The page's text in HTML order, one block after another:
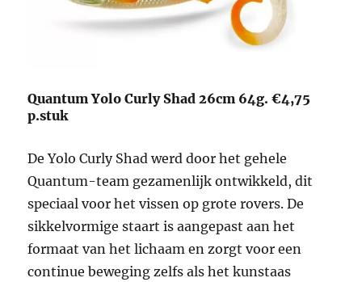
Quantum Yolo Curly Shad 26cm 64g. €4,75
p.stuk
De Yolo Curly Shad werd door het gehele
Quantum-team gezamenlijk ontwikkeld, dit
speciaal voor het vissen op grote rovers. De
sikkelvormige staart is aangepast aan het
formaat van het lichaam en zorgt voor een
continue beweging zelfs als het kunstaas